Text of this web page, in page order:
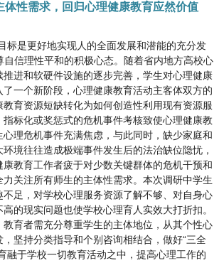
体性需求，回归心理健康教育应然价值
标是更好地实现人的全面发展和潜能的充分发
自信理性平和的积极心态。随着省内地方高校心
进和软硬件设施的逐步完善，学生对心理健康
一个新阶段，心理健康教育活动主客体双方的
育资源短缺转化为如何创造性利用现有资源服
标化或奖惩式的危机事件考核致使心理健康教
理危机事件充满焦虑，与此同时，缺少家庭和
境往往造成极端事件发生后的法治缺位隐忧，
教育工作者疲于对少数关键群体的危机干预和
关注所有师生的主体性需求。本次调研中学生
足，对学校心理服务资源了解不够、对自身心
的现实问题也使学校心理育人实效大打折扣。
育者需充分尊重学生的主体地位，从其个性心
坚持分类指导和个别咨询相结合，做好“三全
融于学校一切教育活动之中，提高心理工作的